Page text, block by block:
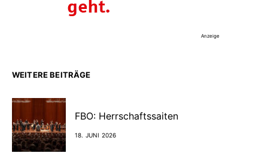
Anzeige
WEITERE BEITRÄGE
FBO: Herrschaftssaiten
18. JUNI 2026